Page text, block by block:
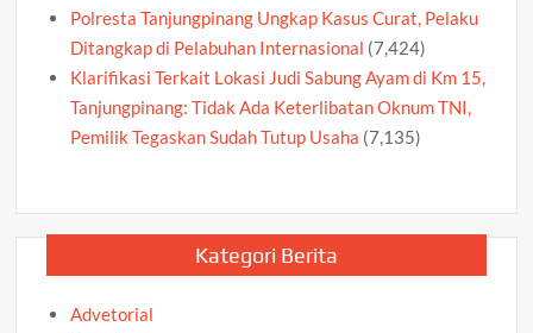
Polresta Tanjungpinang Ungkap Kasus Curat, Pelaku
Ditangkap di Pelabuhan Internasional (7,424)
Klarifikasi Terkait Lokasi Judi Sabung Ayam di Km 15,
Tanjungpinang: Tidak Ada Keterlibatan Oknum TNI,
Pemilik Tegaskan Sudah Tutup Usaha (7,135)
Kategori Berita
Advetorial